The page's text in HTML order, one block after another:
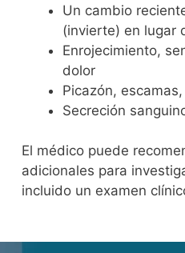
Un cambio
(invierte) en lugar
Enrojecimiento,
dolor
Picazón,
Secreción
El médico puede
adicionales para
incluido un examen